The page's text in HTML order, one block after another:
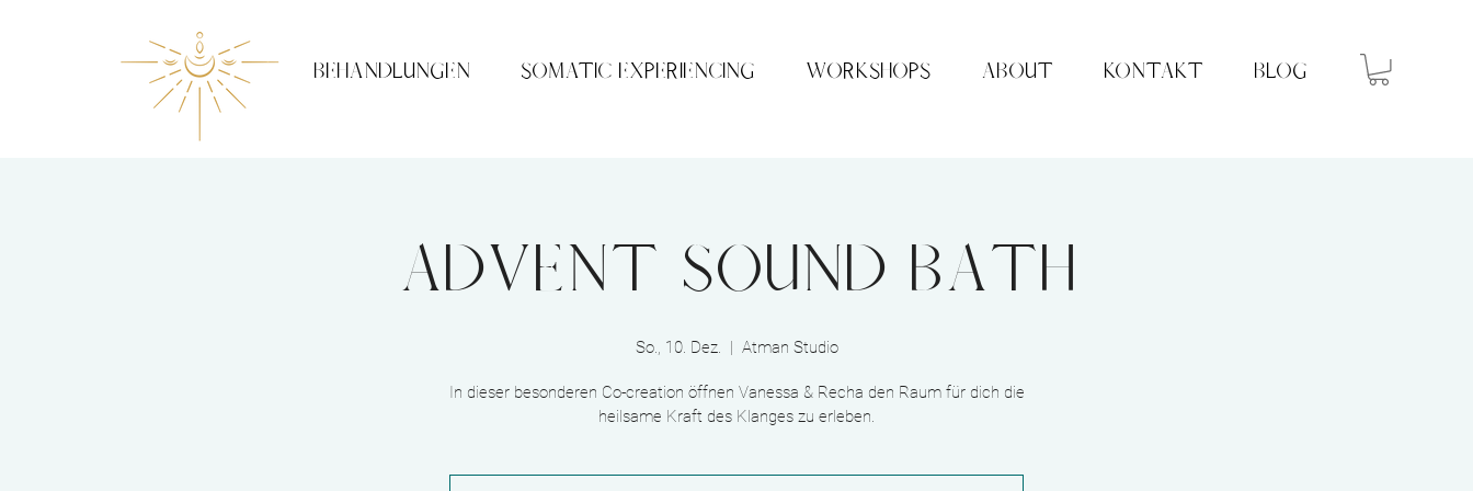
BEHANDLUNGEN SOMATIC EXPERIENCING WORKSHOPS ABOUT KONTAKT BLOG
Advent Sound Bath
So., 10. Dez.
  |
Atman Studio
In dieser besonderen Co-creation öffnen Vanessa & Recha den Raum für dich die
heilsame Kraft des Klanges zu erleben.